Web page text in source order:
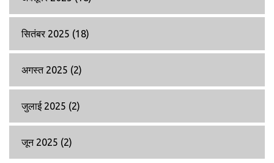
सितंबर 2025 (18)
अगस्त 2025 (2)
जुलाई 2025 (2)
जून 2025 (2)